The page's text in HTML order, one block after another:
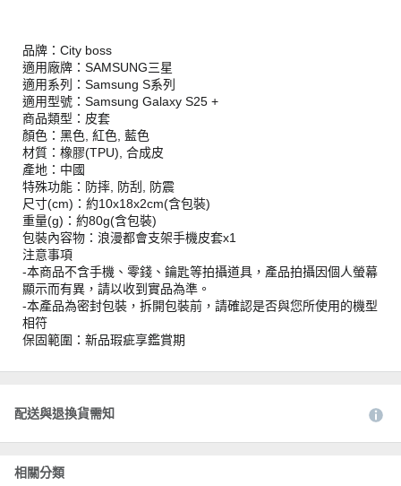
品牌：City boss
適用廠牌：SAMSUNG三星
適用系列：Samsung S系列
適用型號：Samsung Galaxy S25 +
商品類型：皮套
顏色：黑色, 紅色, 藍色
材質：橡膠(TPU), 合成皮
產地：中國
特殊功能：防摔, 防刮, 防震
尺寸(cm)：約10x18x2cm(含包裝)
重量(g)：約80g(含包裝)
包裝內容物：浪漫都會支架手機皮套x1
注意事項
-本商品不含手機、零錢、鑰匙等拍攝道具，產品拍攝因個人螢幕
顯示而有異，請以收到實品為準。
-本產品為密封包裝，拆開包裝前，請確認是否與您所使用的機型
相符
保固範圍：新品瑕疵享鑑賞期
配送與退換貨需知
相關分類